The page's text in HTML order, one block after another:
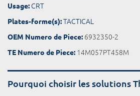
Usage: CRT
Plates-forme(s):TACTICAL
OEM Numero de Piece: 6932350-2
TE Numero de Piece: 14M057PT458M
Pourquoi choisir les solutions